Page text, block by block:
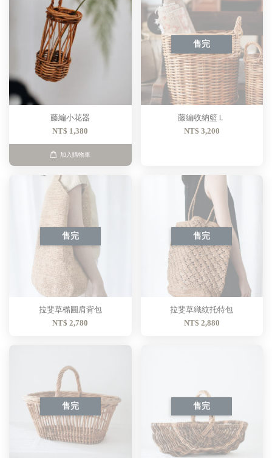
藤編小花器
NT$ 1,380
加入購物車
售完
藤編收納籃Ｌ
NT$ 3,200
售完
拉斐草橢圓肩背包
NT$ 2,780
售完
拉斐草織紋托特包
NT$ 2,880
售完 售完